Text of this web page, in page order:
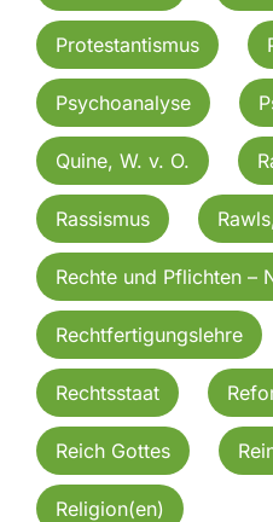
Protestantismus
Psychoanalyse
Quine, W. v. O.
Rassismus
Rechte und Pflichten –
Rechtfertigungslehre
Rechtsstaat
Reich Gottes
Religion(en)